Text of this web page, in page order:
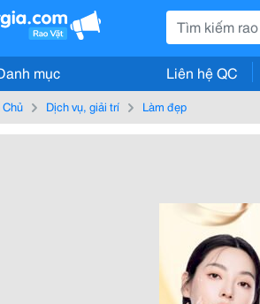
mục Liên hệ QC
Chủ Dịch vụ, giải trí Làm đẹp